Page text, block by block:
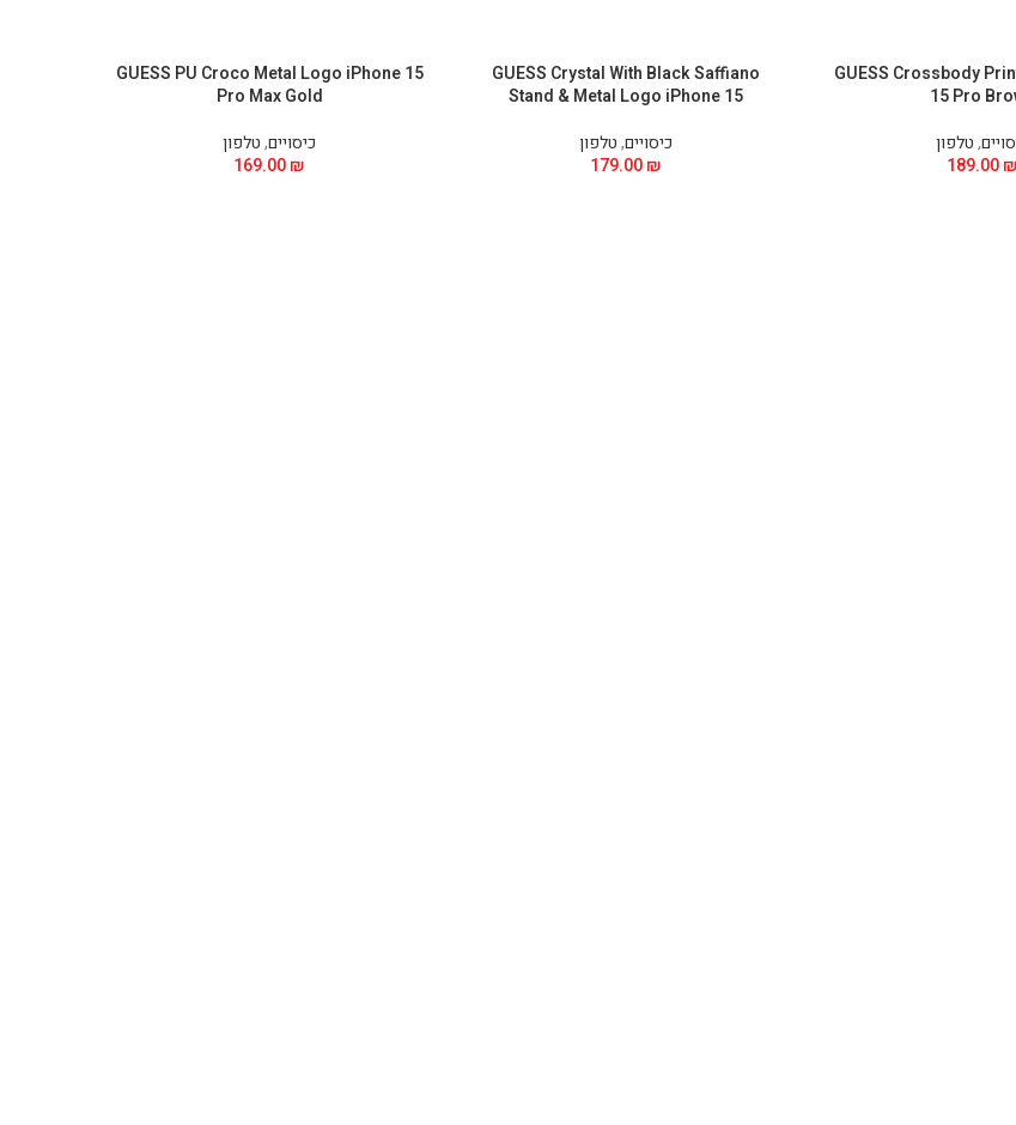
GUESS Crossbody
15 Pro
,טלפון
189.00₪
GUESS Crystal With Black Saffiano
Stand & Metal Logo iPhone 15
כיסויים,טלפון
179.00₪
GUESS PU Croco Metal Logo iPhone 15
Pro Max Gold
כיסויים,טלפון
169.00₪